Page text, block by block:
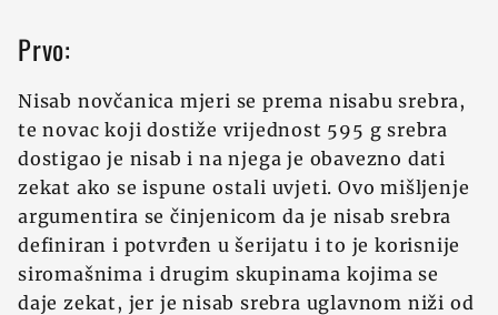
Prvo:
Nisab novčanica mjeri se prema nisabu srebra,
te novac koji dostiž‍e vrijednost 595 g srebra
dostigao je nisab i na njega je obavezno dati
zekat ako se ispune ostali uvjeti. Ovo mišljenje
argumentira se činjenicom da je nisab srebra
definiran i potvrđen u šerijatu i to je korisnije
siromašnima i drugim skupinama kojima se
daje zekat, jer je nisab srebra uglavnom ni‍ži od